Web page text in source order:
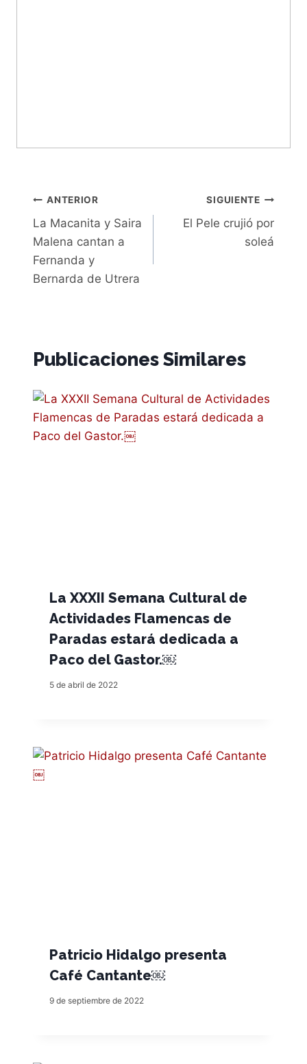
Navegación
de
entradas
ANTERIOR
La Macanita y Saira
Malena cantan a
Fernanda y
Bernarda de Utrera
SIGUIENTE
El Pele crujió por
soleá
Publicaciones Similares
La XXXII Semana Cultural de
Actividades Flamencas de
Paradas estará dedicada a
Paco del Gastor.￼
5 de abril de 2022
Patricio Hidalgo presenta
Café Cantante￼
9 de septiembre de 2022